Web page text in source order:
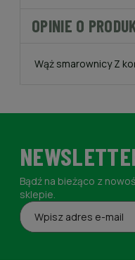
OPINIE O
Wąż smarownicy Z
Bądź na bieżąco z
sklepie.